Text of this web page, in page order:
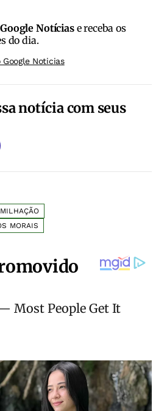
Google Notíciase receba os
do dia.
Google Noticias
notícia com seus
MORAIS